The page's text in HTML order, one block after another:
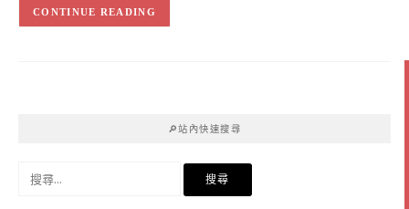
CONTINUE READING
🔎站內快速搜尋